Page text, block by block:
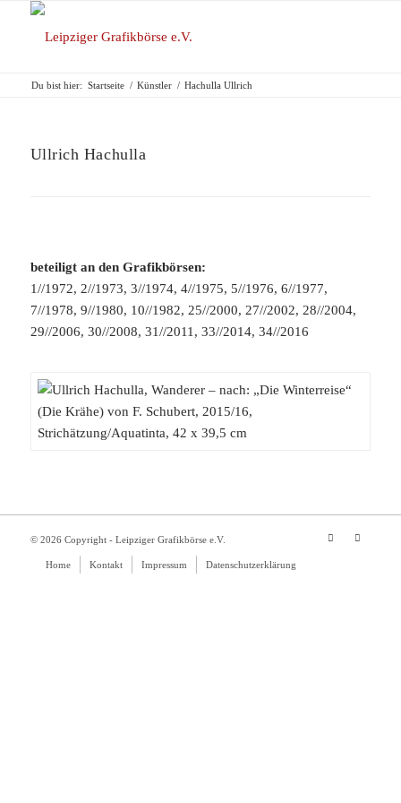
Du bist hier: Startseite / Künstler / Hachulla Ullrich
Ullrich Hachulla
beteiligt an den Grafikbörsen:
1//1972, 2//1973, 3//1974, 4//1975, 5//1976, 6//1977,
7//1978, 9//1980, 10//1982, 25//2000, 27//2002, 28//2004,
29//2006, 30//2008, 31//2011, 33//2014, 34//2016
© 2026 Copyright - Leipziger Grafikbörse e.V.
Home Kontakt Impressum Datenschutzerklärung